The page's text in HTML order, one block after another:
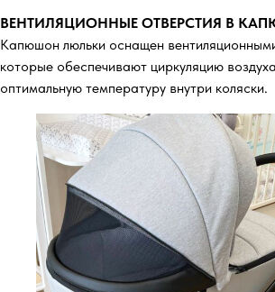
ВЕНТИЛЯЦИОННЫЕ ОТВЕРСТИЯ В
Капюшон люльки оснащен
которые обеспечивают циркуляцию
оптимальную температуру внутри коляски.